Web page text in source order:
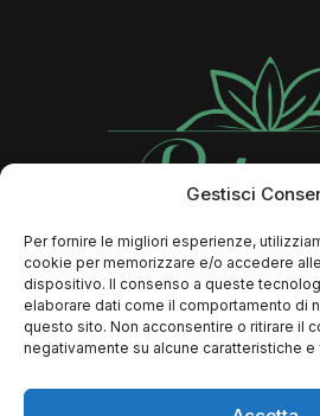
Gestisci
Per fornire le migliori esperienze,
cookie per memorizzare e/o accedere
dispositivo. Il consenso a queste
elaborare dati come il comportamento di
questo sito. Non acconsentire o ritirare il
negativamente su alcune caratteristiche e
Contatti
366 73 89 806